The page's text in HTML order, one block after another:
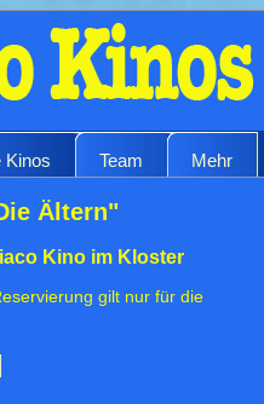
Kinos Team Mehr
Ältern"
Kino im Kloster
gilt nur für die